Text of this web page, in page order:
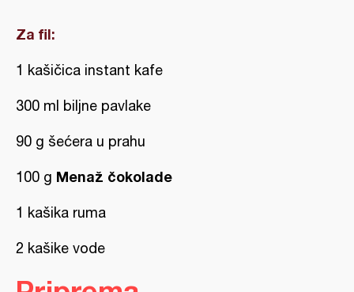
Za fil:
1 kašičica instant kafe
300 ml biljne pavlake
90 g šećera u prahu
100 g Menaž čokolade
1 kašika ruma
2 kašike vode